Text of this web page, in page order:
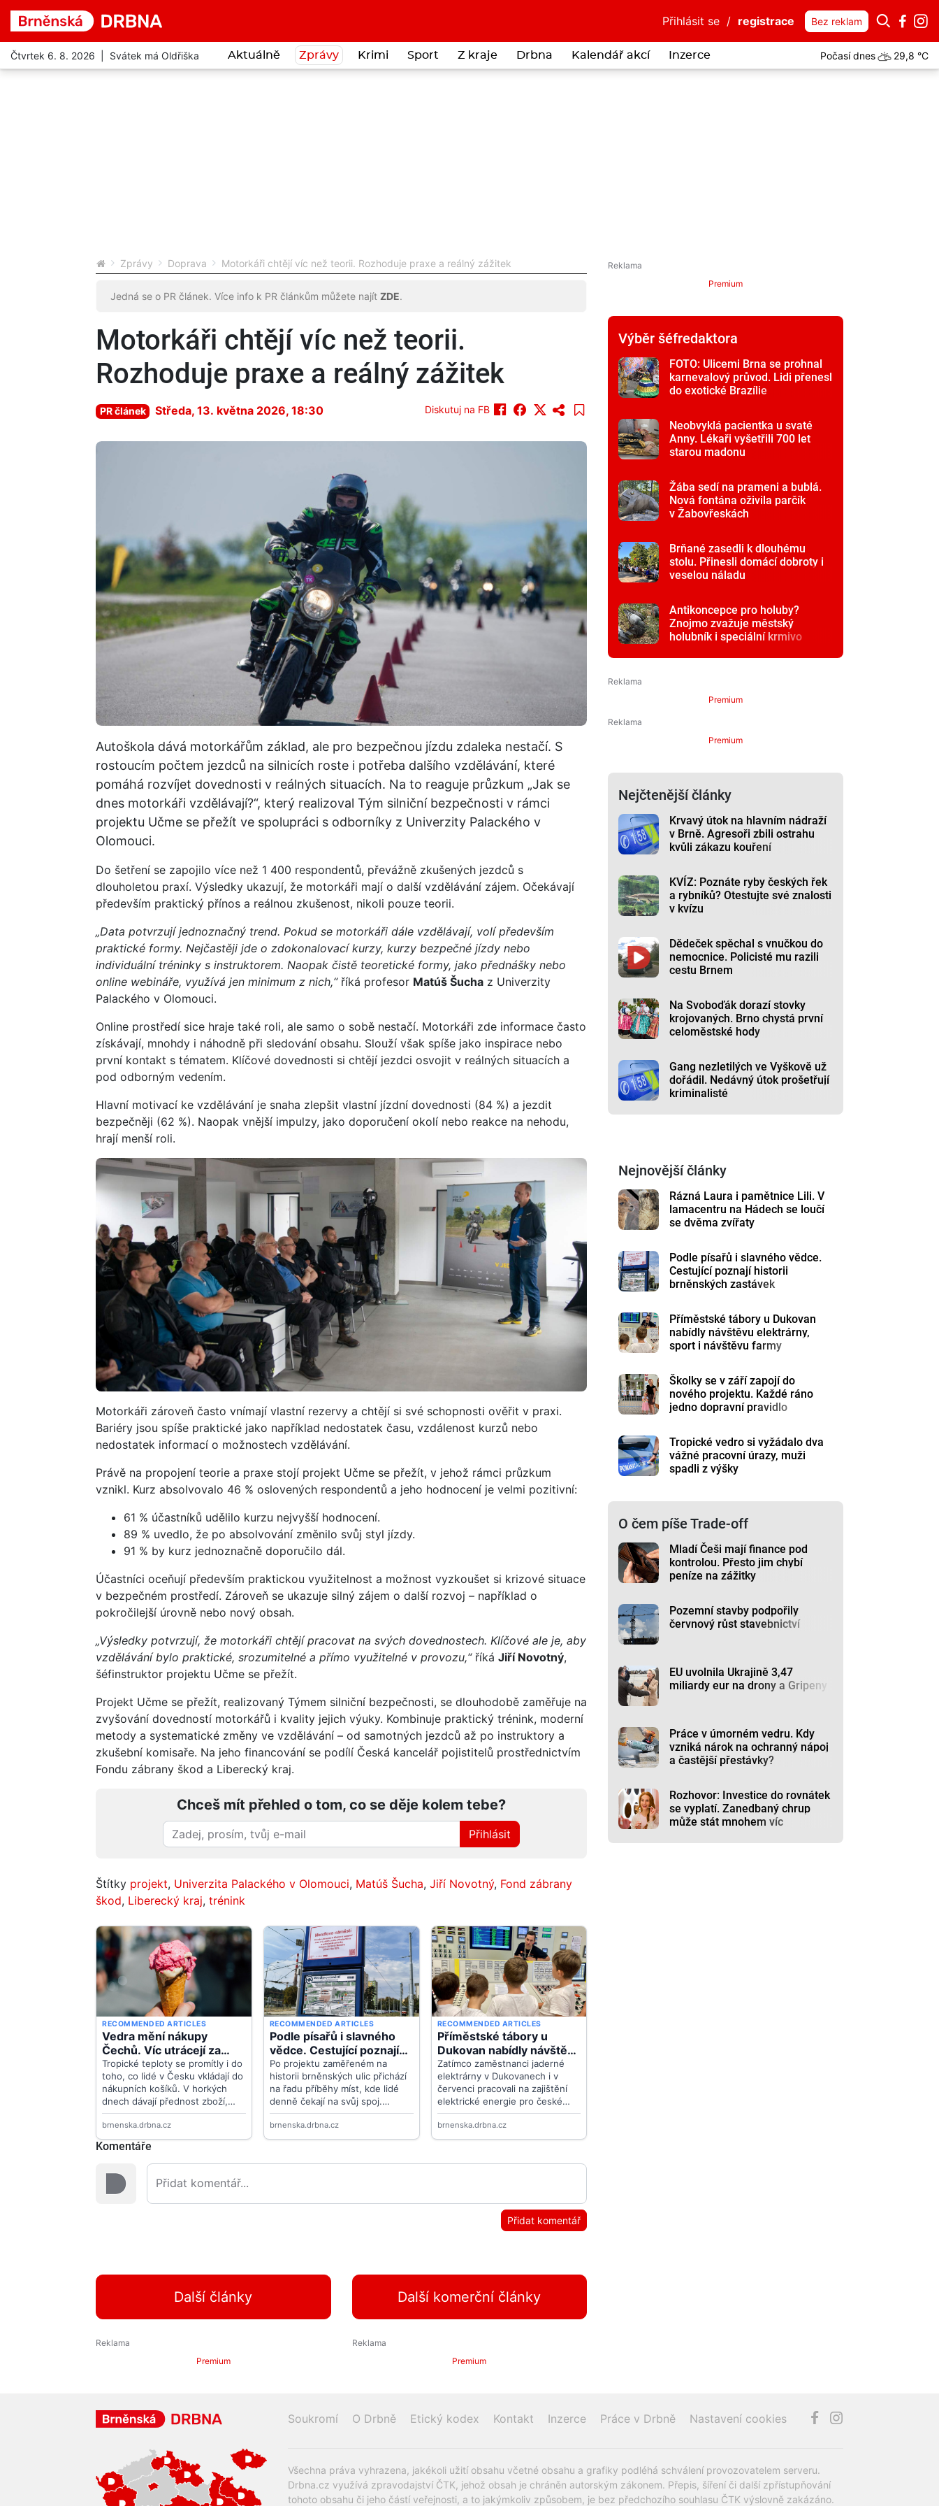
Přihlásit se / registrace Bez reklam
Čtvrtek 6. 8. 2026 | Svátek má Oldřiška Aktuálně Zprávy Krimi Sport Z kraje Drbna Kalendář akcí Inzerce Počasí dnes 29,8 °C
Zprávy Doprava Motorkáři chtějí víc než teorii. Rozhoduje praxe a reálný zážitek
Jedná se o PR článek. Více info k PR článkům můžete najít ZDE.
Motorkáři chtějí víc než teorii.
Rozhoduje praxe a reálný zážitek
PR článek Středa, 13. května 2026, 18:30 Diskutuj na FB
Autoškola dává motorkářům základ, ale pro bezpečnou jízdu zdaleka nestačí. S
rostoucím počtem jezdců na silnicích roste i potřeba dalšího vzdělávání, které
pomáhá rozvíjet dovednosti v reálných situacích. Na to reaguje průzkum „Jak se
dnes motorkáři vzdělávají?“, který realizoval Tým silniční bezpečnosti v rámci
projektu Učme se přežít ve spolupráci s odborníky z Univerzity Palackého v
Olomouci.
Do šetření se zapojilo více než 1 400 respondentů, převážně zkušených jezdců s
dlouholetou praxí. Výsledky ukazují, že motorkáři mají o další vzdělávání zájem. Očekávají
především praktický přínos a reálnou zkušenost, nikoli pouze teorii.
„Data potvrzují jednoznačný trend. Pokud se motorkáři dále vzdělávají, volí především
praktické formy. Nejčastěji jde o zdokonalovací kurzy, kurzy bezpečné jízdy nebo
individuální tréninky s instruktorem. Naopak čistě teoretické formy, jako přednášky nebo
online webináře, využívá jen minimum z nich,“říká profesor Matúš Šucha z Univerzity
Palackého v Olomouci.
Online prostředí sice hraje také roli, ale samo o sobě nestačí. Motorkáři zde informace často
získávají, mnohdy i náhodně při sledování obsahu. Slouží však spíše jako inspirace nebo
první kontakt s tématem. Klíčové dovednosti si chtějí jezdci osvojit v reálných situacích a
pod odborným vedením.
Hlavní motivací ke vzdělávání je snaha zlepšit vlastní jízdní dovednosti (84 %) a jezdit
bezpečněji (62 %). Naopak vnější impulzy, jako doporučení okolí nebo reakce na nehodu,
hrají menší roli.
Motorkáři zároveň často vnímají vlastní rezervy a chtějí si své schopnosti ověřit v praxi.
Bariéry jsou spíše praktické jako například nedostatek času, vzdálenost kurzů nebo
nedostatek informací o možnostech vzdělávání.
Právě na propojení teorie a praxe stojí projekt Učme se přežít, v jehož rámci průzkum
vznikl. Kurz absolvovalo 46 % oslovených respondentů a jeho hodnocení je velmi pozitivní:
61 % účastníků udělilo kurzu nejvyšší hodnocení.
89 % uvedlo, že po absolvování změnilo svůj styl jízdy.
91 % by kurz jednoznačně doporučilo dál.
Účastníci oceňují především praktickou využitelnost a možnost vyzkoušet si krizové situace
v bezpečném prostředí. Zároveň se ukazuje silný zájem o další rozvoj – například o
pokročilejší úrovně nebo nový obsah.
„Výsledky potvrzují, že motorkáři chtějí pracovat na svých dovednostech. Klíčové ale je, aby
vzdělávání bylo praktické, srozumitelné a přímo využitelné v provozu,“říká Jiří Novotný,
šéfinstruktor projektu Učme se přežít.
Projekt Učme se přežít, realizovaný Týmem silniční bezpečnosti, se dlouhodobě zaměřuje na
zvyšování dovedností motorkářů i kvality jejich výuky. Kombinuje praktický trénink, moderní
metody a systematické změny ve vzdělávání – od samotných jezdců až po instruktory a
zkušební komisaře. Na jeho financování se podílí Česká kancelář pojistitelů prostřednictvím
Fondu zábrany škod a Liberecký kraj.
Chceš mít přehled o tom, co se děje kolem tebe?
Přihlásit
Štítky projekt, Univerzita Palackého v Olomouci, Matúš Šucha, Jiří Novotný, Fond zábrany
škod, Liberecký kraj, trénink
Komentáře
Přidat komentář
Další články Další komerční články
Premium
Výběr šéfredaktora
FOTO: Ulicemi Brna se prohnal
karnevalový průvod. Lidi přenesl
do exotické Brazílie
Neobvyklá pacientka u svaté
Anny. Lékaři vyšetřili 700 let
starou madonu
Žába sedí na prameni a bublá.
Nová fontána oživila parčík
v Žabovřeskách
Brňané zasedli k dlouhému
stolu. Přinesli domácí dobroty i
veselou náladu
Antikoncepce pro holuby?
Znojmo zvažuje městský
holubník i speciální krmivo
Premium
Premium
Nejčtenější články
Krvavý útok na hlavním nádraží
v Brně. Agresoři zbili ostrahu
kvůli zákazu kouření
KVÍZ: Poznáte ryby českých řek
a rybníků? Otestujte své znalosti
v kvízu
Dědeček spěchal s vnučkou do
nemocnice. Policisté mu razili
cestu Brnem
Na Svoboďák dorazí stovky
krojovaných. Brno chystá první
celoměstské hody
Gang nezletilých ve Vyškově už
dořádil. Nedávný útok prošetřují
kriminalisté
Nejnovější články
Rázná Laura i pamětnice Lili. V
lamacentru na Hádech se loučí
se dvěma zvířaty
Podle písařů i slavného vědce.
Cestující poznají historii
brněnských zastávek
Příměstské tábory u Dukovan
nabídly návštěvu elektrárny,
sport i návštěvu farmy
Školky se v září zapojí do
nového projektu. Každé ráno
jedno dopravní pravidlo
Tropické vedro si vyžádalo dva
vážné pracovní úrazy, muži
spadli z výšky
O čem píše Trade-off
Mladí Češi mají finance pod
kontrolou. Přesto jim chybí
peníze na zážitky
Pozemní stavby podpořily
červnový růst stavebnictví
EU uvolnila Ukrajině 3,47
miliardy eur na drony a Gripeny
Práce v úmorném vedru. Kdy
vzniká nárok na ochranný nápoj
a častější přestávky?
Rozhovor: Investice do rovnátek
se vyplatí. Zanedbaný chrup
může stát mnohem víc
Premium Premium
Soukromí O Drbně Etický kodex Kontakt Inzerce Práce v Drbně Nastavení cookies
Všechna práva vyhrazena, jakékoli užití obsahu včetné obsahu a grafiky podléhá schválení provozovatelem serveru.
Drbna.cz využívá zpravodajství ČTK, jehož obsah je chráněn autorským zákonem. Přepis, šíření či další zpřístupňování
tohoto obsahu či jeho částí veřejnosti, a to jakýmkoliv způsobem, je bez předchozího souhlasu ČTK výslovně zakázáno.